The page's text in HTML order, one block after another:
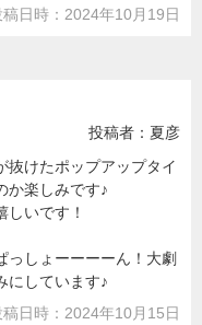
稿日時：2024年10月19日
投稿者：夏彦
抜けたポップアップタイ
か楽しみです♪
しいです！
っしょーーーーん！大劇
にしています♪
稿日時：2024年10月15日